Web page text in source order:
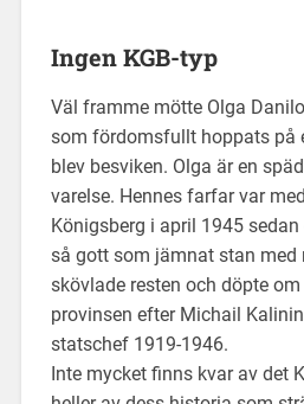
Ingen KGB-typ
Väl framme mötte Olga
som fördomsfullt hoppats på
blev besviken. Olga är en
varelse. Hennes farfar var
Königsberg i april 1945
så gott som jämnat stan med
skövlade resten och döpte
provinsen efter Michail
statschef 1919-1946.
Inte mycket finns kvar av det